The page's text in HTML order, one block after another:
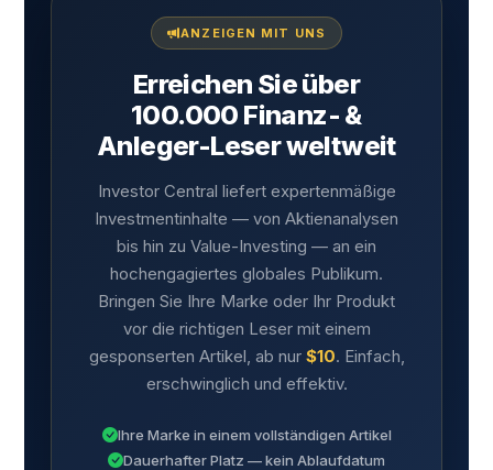
ANZEIGEN MIT UNS
Erreichen Sie über
100.000 Finanz- &
Anleger-Leser weltweit
Investor Central liefert expertenmäßige
Investmentinhalte — von Aktienanalysen
bis hin zu Value-Investing — an ein
hochengagiertes globales Publikum.
Bringen Sie Ihre Marke oder Ihr Produkt
vor die richtigen Leser mit einem
gesponserten Artikel, ab nur $10. Einfach,
erschwinglich und effektiv.
Ihre Marke in einem vollständigen Artikel
Dauerhafter Platz — kein Ablaufdatum